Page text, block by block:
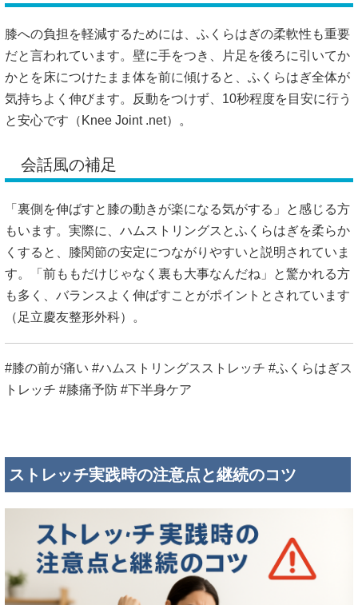
膝への負担を軽減するためには、ふくらはぎの柔軟性も重要
だと言われています。壁に手をつき、片足を後ろに引いてか
かとを床につけたまま体を前に傾けると、ふくらはぎ全体が
気持ちよく伸びます。反動をつけず、10秒程度を目安に行う
と安心です（ Knee Joint .net）。
会話風の補足
「裏側を伸ばすと膝の動きが楽になる気がする」と感じる方
もいます。実際に、ハムストリングスとふくらはぎを柔らか
くすると、膝関節の安定につながりやすいと説明されていま
す。「前ももだけじゃなく裏も大事なんだね」と驚かれる方
も多く、バランスよく伸ばすことがポイントとされています
（ 足立慶友整形外科）。
#膝の前が痛い #ハムストリングスストレッチ #ふくらはぎス
トレッチ #膝痛予防 #下半身ケア
ストレッチ実践時の注意点と継続のコツ